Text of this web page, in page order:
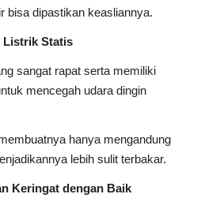
bisa dipastikan keasliannya.
Listrik Statis
sangat rapat serta memiliki
mencegah udara dingin
hanya mengandung
lebih sulit terbakar.
Keringat dengan Baik